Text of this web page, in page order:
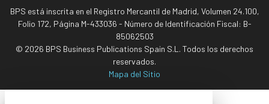
BPS está inscrita en el Registro Mercantil de Madrid, Volumen 24.100,
Folio 172, Página M-433036 - Número de Identificación Fiscal: B-
85062503
© 2026 BPS Business Publications Spain S.L. Todos los derechos
reservados.
Mapa del Sitio